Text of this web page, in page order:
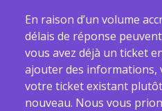
En raison d’un volume
délais de réponse
vous avez déjà un ticket
ajouter des informations,
votre ticket existant plutôt
nouveau. Nous vous